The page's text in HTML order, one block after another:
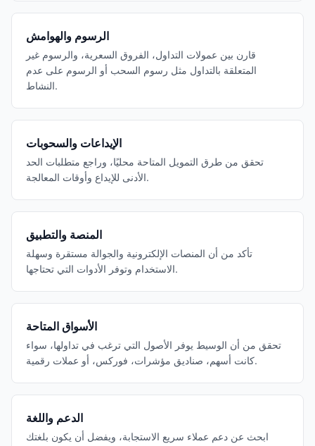
الرسوم والهوامش
قارن بين عمولات التداول، الفروق السعرية، والرسوم غير
المتعلقة بالتداول مثل رسوم السحب أو الرسوم على عدم
النشاط.
الإيداعات والسحوبات
تحقق من طرق التمويل المتاحة محليًا، وراجع متطلبات الحد
الأدنى للإيداع وأوقات المعالجة.
المنصة والتطبيق
تأكد من أن المنصات الإلكترونية والجوالة مستقرة وسهلة
الاستخدام وتوفر الأدوات التي تحتاجها.
الأسواق المتاحة
تحقق من أن الوسيط يوفر الأصول التي ترغب في تداولها، سواء
كانت أسهم، صناديق مؤشرات، فوركس، أو عملات رقمية.
الدعم واللغة
ابحث عن دعم عملاء سريع الاستجابة، ويفضل أن يكون بلغتك